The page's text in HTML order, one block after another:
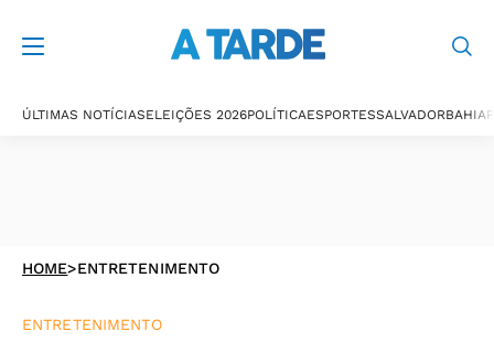
ÚLTIMAS NOTÍCIASELEIÇÕES 2026POLÍTICAESPORTESSALVADORBAHIA
HOME>ENTRETENIMENTO
ENTRETENIMENTO